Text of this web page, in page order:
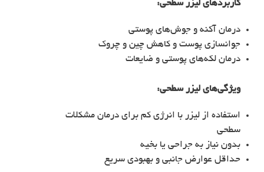
کاربردهای لیزر سطحی:
درمان آکنه و جوش‌های پوستی
جوانسازی پوست و کاهش چین و چروک
درمان لکه‌های پوستی و ضایعات
ویژگی‌های لیزر سطحی:
استفاده از لیزر با انرژی کم برای درمان مشکلات
سطحی
بدون نیاز به جراحی یا بخیه
حداقل عوارض جانبی و بهبودی سریع